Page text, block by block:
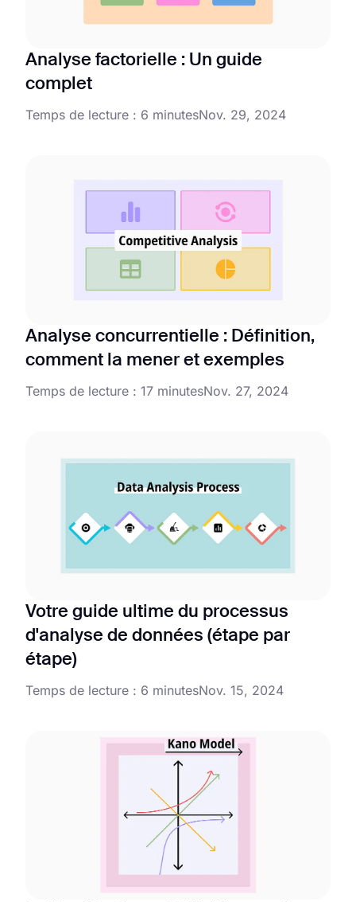
Analyse factorielle : Un guide
complet
Temps de lecture : 6 minutesNov. 29, 2024
Analyse concurrentielle : Définition,
comment la mener et exemples
Temps de lecture : 17 minutesNov. 27, 2024
Votre guide ultime du processus
d'analyse de données (étape par
étape)
Temps de lecture : 6 minutesNov. 15, 2024